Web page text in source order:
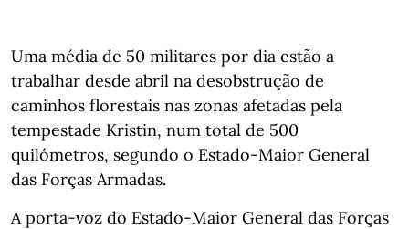
Uma média de 50 militares por dia estão a
trabalhar desde abril na desobstrução de
caminhos florestais nas zonas afetadas pela
tempestade Kristin, num total de 500
quilómetros, segundo o Estado-Maior General
das Forças Armadas.
A porta-voz do Estado-Maior General das Forças